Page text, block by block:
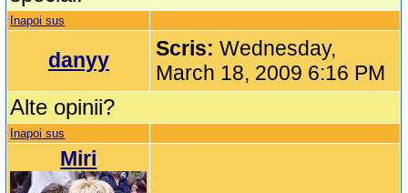
Inapoi sus
danyy Scris:Wednesday,
March 18, 2009 6:16 PM
Alte opinii?
Inapoi sus
Miri